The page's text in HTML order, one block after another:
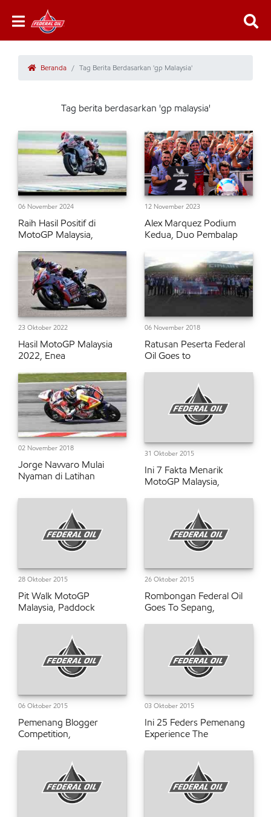
Beranda Tag Berita Berdasarkan 'gp Malaysia'
Tag berita berdasarkan 'gp malaysia'
06 November 2024
Raih Hasil Positif di
MotoGP Malaysia,
12 November 2023
Alex Marquez Podium
Kedua, Duo Pembalap
23 Oktober 2022
Hasil MotoGP Malaysia
2022, Enea
06 November 2018
Ratusan Peserta Federal
Oil Goes to
02 November 2018
Jorge Navvaro Mulai
Nyaman di Latihan
31 Oktober 2015
Ini 7 Fakta Menarik
MotoGP Malaysia,
28 Oktober 2015
Pit Walk MotoGP
Malaysia, Paddock
26 Oktober 2015
Rombongan Federal Oil
Goes To Sepang,
06 Oktober 2015
Pemenang Blogger
Competition,
03 Oktober 2015
Ini 25 Feders Pemenang
Experience The